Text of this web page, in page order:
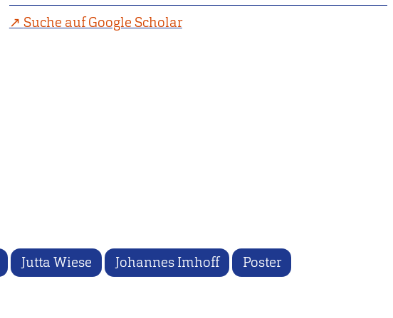
Suche auf Google Scholar
Jutta Wiese Johannes Imhoff Poster